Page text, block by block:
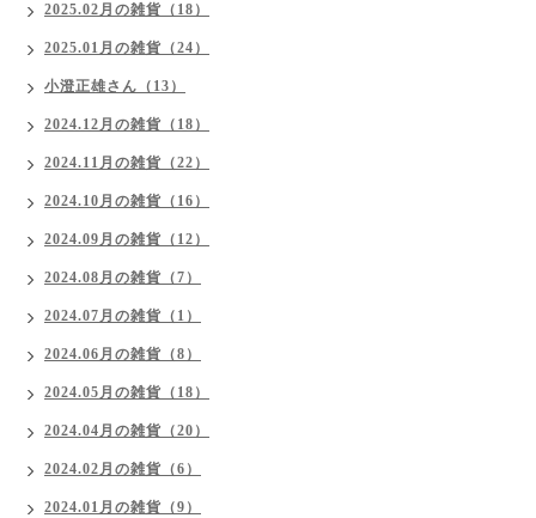
2025.02月の雑貨（18）
2025.01月の雑貨（24）
小澄正雄さん（13）
2024.12月の雑貨（18）
2024.11月の雑貨（22）
2024.10月の雑貨（16）
2024.09月の雑貨（12）
2024.08月の雑貨（7）
2024.07月の雑貨（1）
2024.06月の雑貨（8）
2024.05月の雑貨（18）
2024.04月の雑貨（20）
2024.02月の雑貨（6）
2024.01月の雑貨（9）